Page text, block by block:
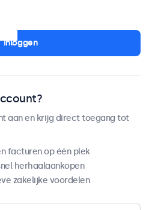
Inloggen
aan en krijg direct toegang tot
facturen op één plek
herhaalaankopen
zakelijke voordelen